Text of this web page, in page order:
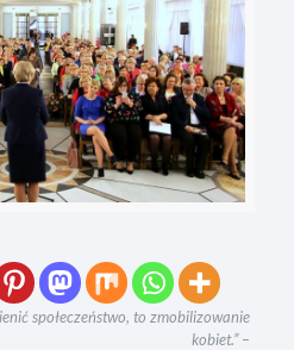
społeczeństwo, to zmobilizowanie
kobiet.” –